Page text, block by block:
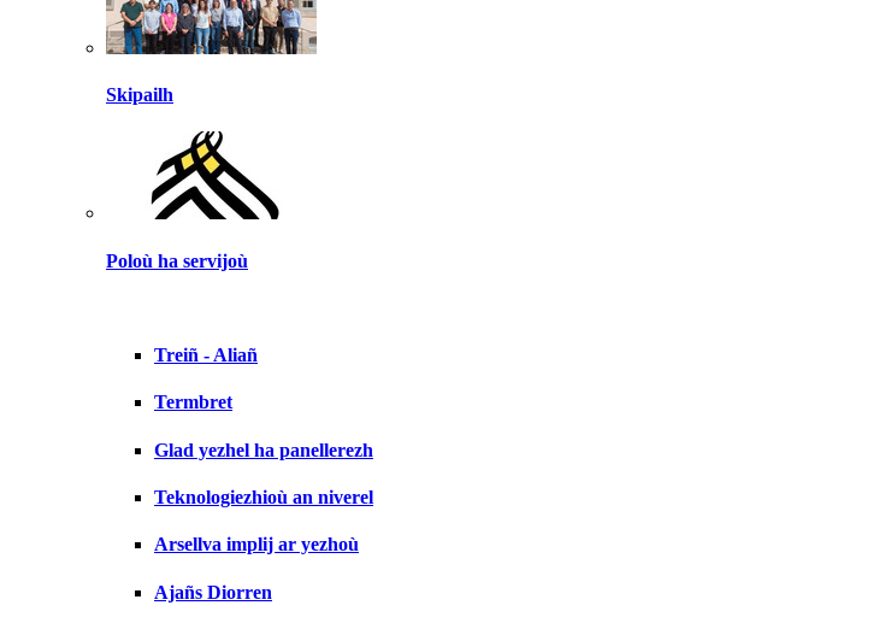
Skipailh
Poloù ha servijoù
Treiñ - Aliañ
Termbret
Glad yezhel ha panellerezh
Teknologiezhioù an niverel
Arsellva implij ar yezhoù
Ajañs Diorren